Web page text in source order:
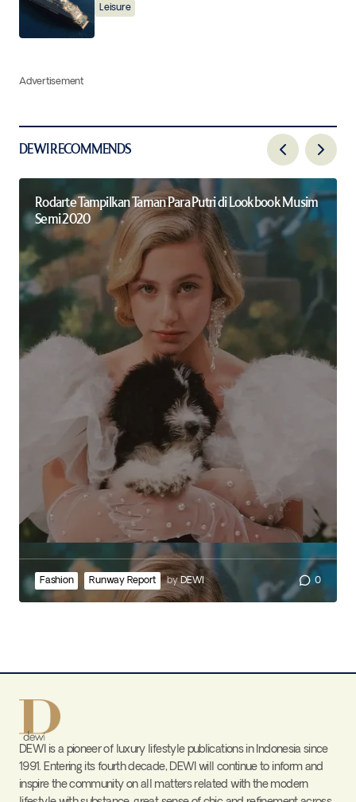
Leisure
Advertisement
DEWI RECOMMENDS
Rodarte Tampilkan Taman Para Putri di Lookbook Musim
Semi 2020
Fashion Runway Report byDEWI 0
DEWI is a pioneer of luxury lifestyle publications in Indonesia since
1991. Entering its fourth decade, DEWI will continue to inform and
inspire the community on all matters related with the modern